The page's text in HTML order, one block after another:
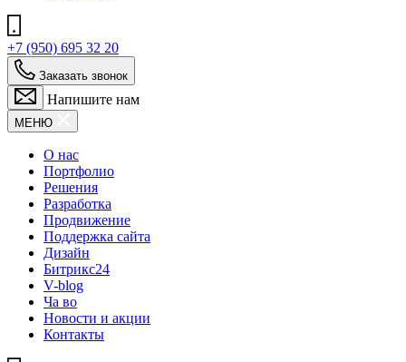
+7 (950) 695 32 20
Заказать звонок
Напишите нам
МЕНЮ
О нас
Портфолио
Решения
Разработка
Продвижение
Поддержка сайта
Дизайн
Битрикс24
V-blog
Ча во
Новости и акции
Контакты